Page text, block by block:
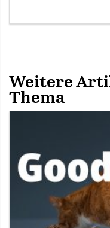
Weitere
Thema